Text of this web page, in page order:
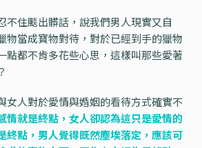
不住颷出髒話，說我們男人現實又自
物當成寶物對待，對於已經到手的獵物
點都不肯多花些心思，這樣叫那些愛著
女人對於愛情與婚姻的看待方式確實不
情就是終點，女人卻認為這只是愛情的
終點，男人覺得既然塵埃落定，應該可